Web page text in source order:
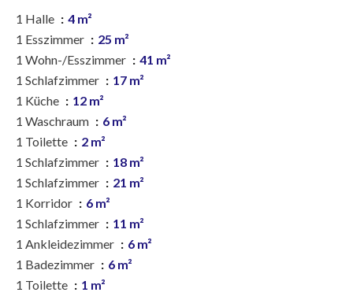
1 Halle
4 m²
1 Esszimmer
25 m²
1 Wohn-/Esszimmer
41 m²
1 Schlafzimmer
17 m²
1 Küche
12 m²
1 Waschraum
6 m²
1 Toilette
2 m²
1 Schlafzimmer
18 m²
1 Schlafzimmer
21 m²
1 Korridor
6 m²
1 Schlafzimmer
11 m²
1 Ankleidezimmer
6 m²
1 Badezimmer
6 m²
1 Toilette
1 m²